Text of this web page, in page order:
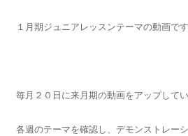
１月期ジュニアレッスンテーマの動画です
毎月２０日に来月期の動画をアップしてい
各週のテーマを確認し、デモンストレー